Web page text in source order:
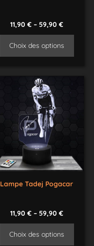
11,90 €– 59,90 €
Choix des options
Lampe Tadej Pogacar
11,90 €– 59,90 €
Choix des options